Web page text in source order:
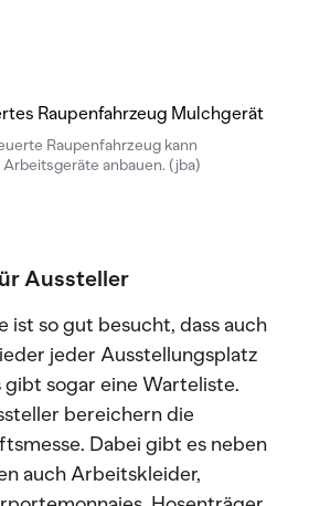
Raupenfahrzeug kann
anbauen. (jba)
Aussteller
ist so gut besucht, dass auch
jeder Ausstellungsplatz
gibt sogar eine Warteliste.
bereichern die
Dabei gibt es neben
auch Arbeitskleider,